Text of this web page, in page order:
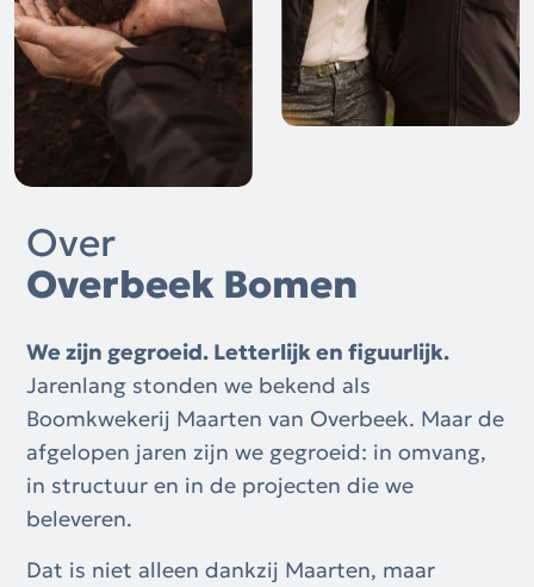
Over
Overbeek Bomen
We zijn gegroeid. Letterlijk en figuurlijk.
Jarenlang stonden we bekend als
Boomkwekerij Maarten van Overbeek. Maar de
afgelopen jaren zijn we gegroeid: in omvang,
in structuur en in de projecten die we
beleveren.
Dat is niet alleen dankzij Maarten, maar